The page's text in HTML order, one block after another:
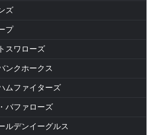
ズ
プ
スワローズ
ンクホークス
ムファイターズ
バファローズ
ルデンイーグルス